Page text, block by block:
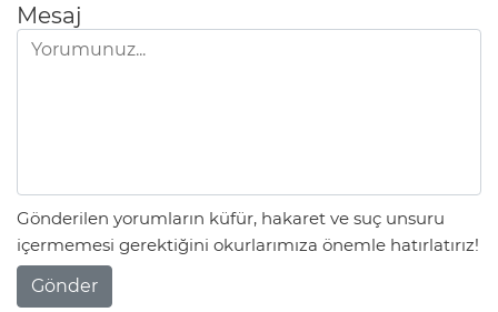
Mesaj
Gönderilen yorumların küfür, hakaret ve suç unsuru
içermemesi gerektiğini okurlarımıza önemle hatırlatırız!
Gönder